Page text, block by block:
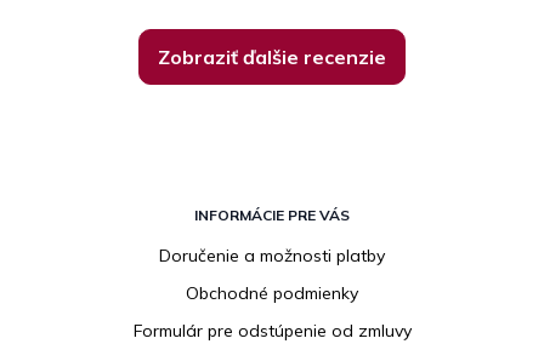
Zobraziť ďalšie recenzie
INFORMÁCIE PRE VÁS
Doručenie a možnosti platby
Obchodné podmienky
Formulár pre odstúpenie od zmluvy